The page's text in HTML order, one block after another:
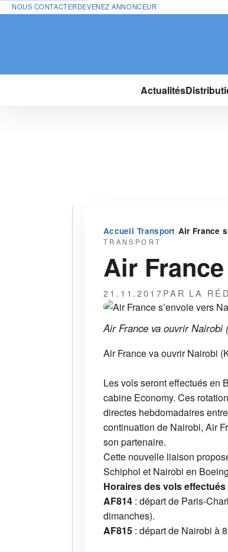
NOUS CONTACTERDEVENEZ ANNONCEUR
Actualités
Accueil›Transport ›Air France
TRANSPORT
Air
21.11.2017PAR LA
Air France va ouvrir Nairobi
Air France va ouvrir Nairobi
Les vols seront effectués en
cabine Economy. Ces
directes hebdomadaires
continuation de Nairobi, Air
son partenaire.
Cette nouvelle liaison
Schiphol et Nairobi en
Horaires des vols
AF814 : départ de Paris-
dimanches).
AF815 : départ de Nairobi à